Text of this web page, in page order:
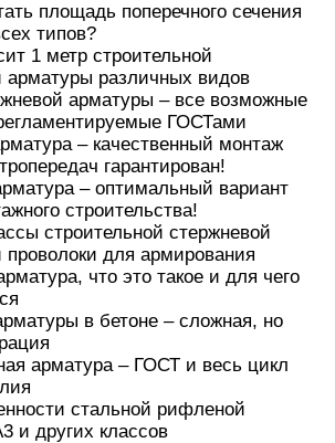
площадь поперечного сечения
типов?
1 метр строительной
арматуры различных видов
арматуры – все возможные
ГОСТами
– качественный монтаж
гарантирован!
– оптимальный вариант
строительства!
строительной стержневой
для армирования
что это такое и для чего
в бетоне – сложная, но
арматура – ГОСТ и весь цикл
стальной рифленой
и других классов